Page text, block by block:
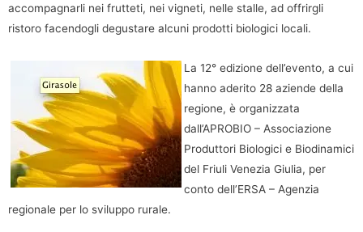
accompagnarli nei frutteti, nei vigneti, nelle stalle, ad offrirgli
ristoro facendogli degustare alcuni prodotti biologici locali.
La 12° edizione dell’evento, a cui
hanno aderito 28 aziende della
regione, è organizzata
dall’APROBIO – Associazione
Produttori Biologici e Biodinamici
del Friuli Venezia Giulia, per
conto dell’ERSA – Agenzia
regionale per lo sviluppo rurale.